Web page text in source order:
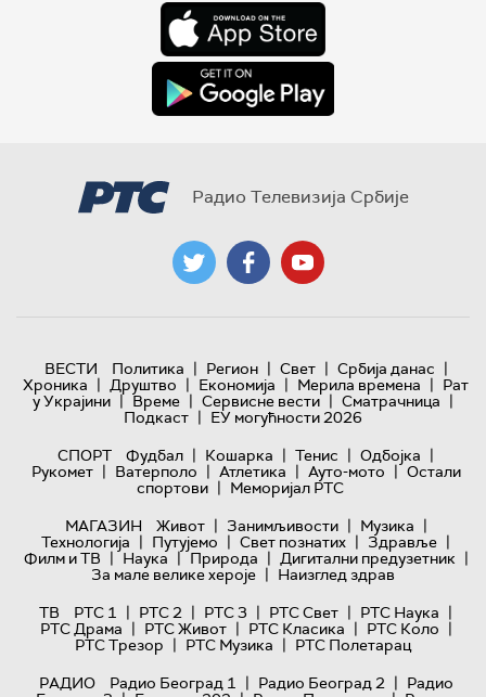
Радио Телевизија Србије
ВЕСТИ Политика | Регион | Свет | Србија данас |
Хроника | Друштво | Економија | Мерила времена | Рат
у Украјини | Време | Сервисне вести | Сматрачница |
Подкаст | ЕУ могућности 2026
СПОРТ
Фудбал | Кошарка | Тенис | Одбојка |
Рукомет | Ватерполо | Атлетика | Ауто-мото | Остали
спортови | Меморијал РТС
МАГАЗИН
Живот | Занимљивости | Музика |
Технологијa | Путујемо | Свет познатих | Здравље |
Филм и ТВ | Наука | Природа | Дигитални предузетник |
За мале велике хероје | Наизглед здрав
ТВ
РТС 1 | РТС 2 | РТС 3 | РТС Свет | РТС Наука |
РТС Драма | РТС Живот | РТС Класика | РТС Коло |
РТС Трезор | РТС Музика | РТС Полетарац
РАДИО
Радио Београд 1 | Радио Београд 2 | Радио